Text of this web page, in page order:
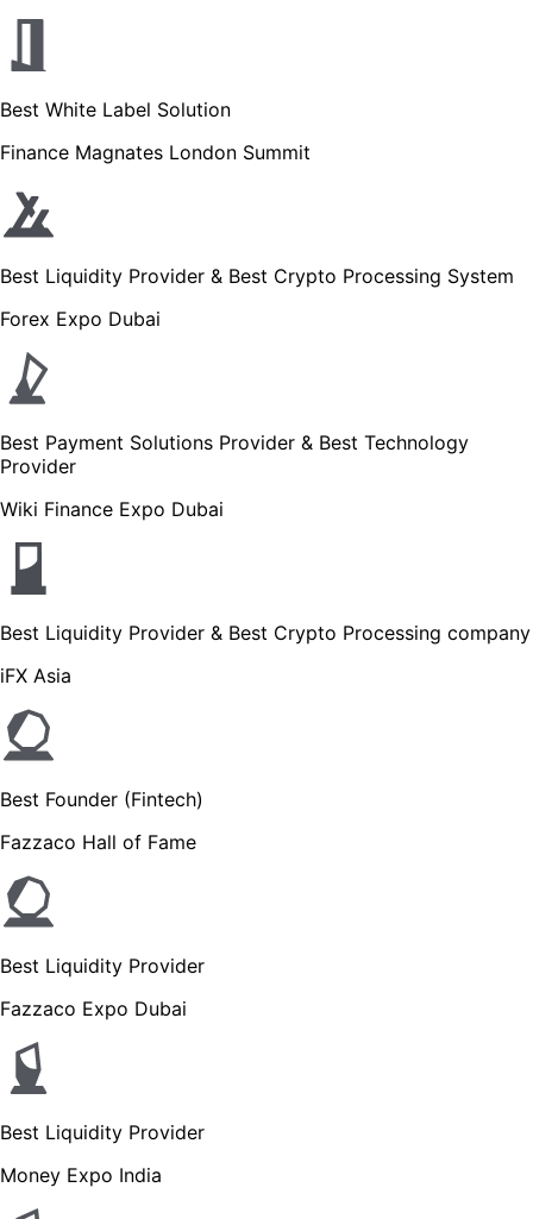
Best White Label Solution
Finance Magnates London Summit
Best Liquidity Provider & Best Crypto Processing System
Forex Expo Dubai
Best Payment Solutions Provider & Best Technology
Provider
Wiki Finance Expo Dubai
Best Liquidity Provider & Best Crypto Processing company
iFX Asia
Best Founder (Fintech)
Fazzaco Hall of Fame
Best Liquidity Provider
Fazzaco Expo Dubai
Best Liquidity Provider
Money Expo India